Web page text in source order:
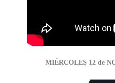
MIÉRCOLES 12 de